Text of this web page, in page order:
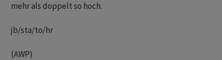
mehr als doppelt so hoch.
jb/sta/to/hr
(AWP)